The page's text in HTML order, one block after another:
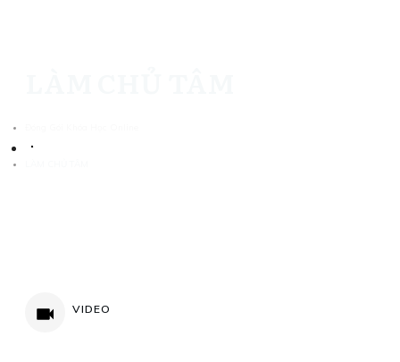
VIDEO